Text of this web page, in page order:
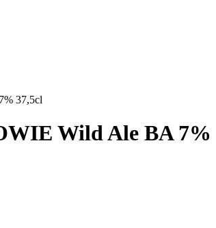
37,5cl
Wild Ale BA 7%